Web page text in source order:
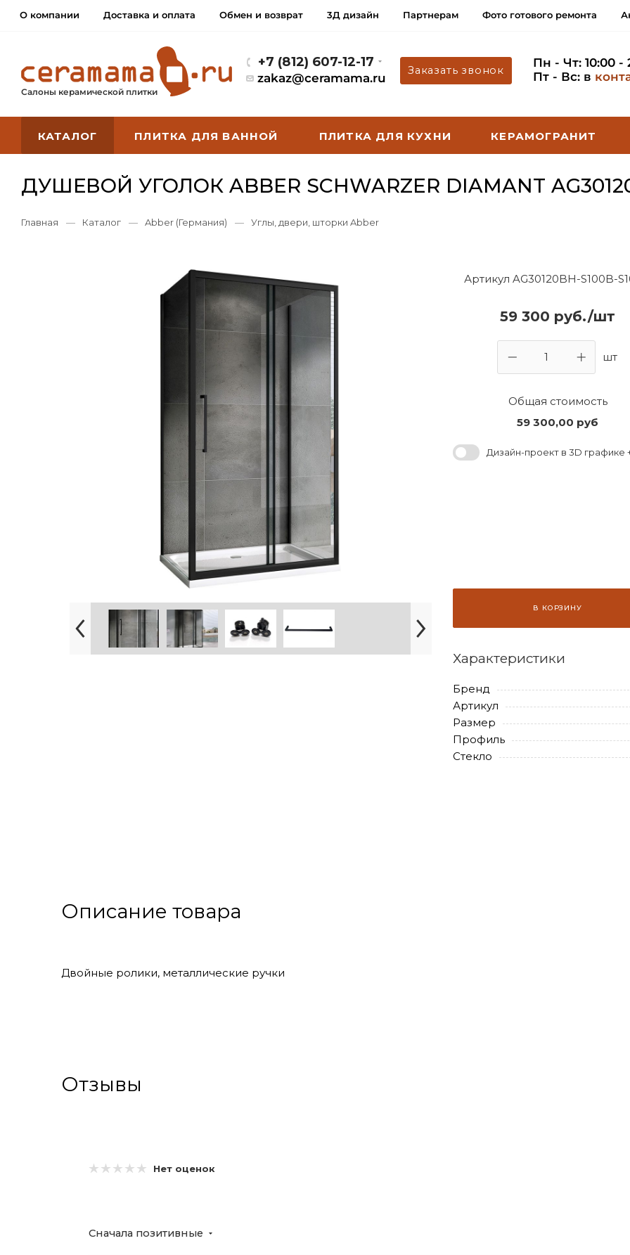
О компании Доставка и оплата Обмен и возврат 3Д дизайн Партнерам Фото готового ремонта
Салоны керамической плитки
+7 (812) 607-12-17
zakaz@ceramama.ru
Заказать звонок
Пн - Чт: 10:00 -
Пт - Вс: в
КАТАЛОГ ПЛИТКА ДЛЯ ВАННОЙ ПЛИТКА ДЛЯ КУХНИ КЕРАМОГРАНИТ
ДУШЕВОЙ УГОЛОК ABBER SCHWARZER DIAMANT
Главная — Каталог — Abber (Германия) — Углы, двери, шторки Abber
Артикул AG30120BH-S100B-
59 300 руб./шт
шт
Общая стоимость
59 300,00 руб
Дизайн-проект в 3D графике
В КОРЗИНУ
Характеристики
Бренд
Артикул
Размер
Профиль
Стекло
Описание товара
Двойные ролики, металлические ручки
Отзывы
Нет оценок
Сначала позитивные